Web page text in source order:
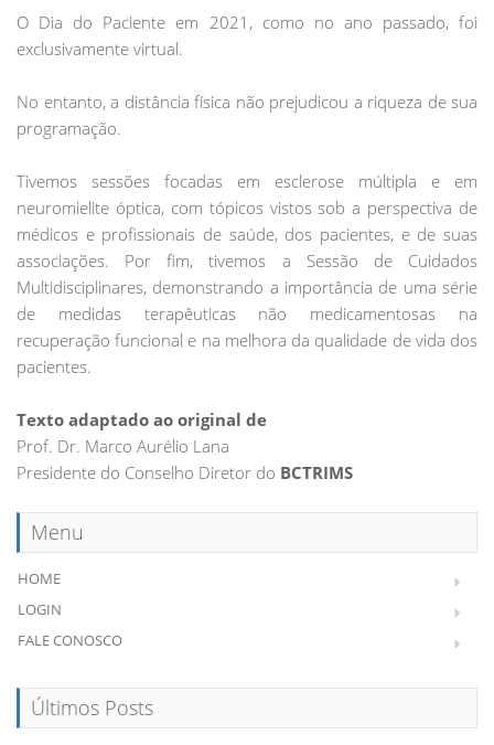
O Dia do Paciente em 2021, como no ano passado, foi
exclusivamente virtual.
No entanto, a distância física não prejudicou a riqueza de sua
programação.
Tivemos sessões focadas em esclerose múltipla e em
neuromielite óptica, com tópicos vistos sob a perspectiva de
médicos e profissionais de saúde, dos pacientes, e de suas
associações. Por fim, tivemos a Sessão de Cuidados
Multidisciplinares, demonstrando a importância de uma série
de medidas terapêuticas não medicamentosas na
recuperação funcional e na melhora da qualidade de vida dos
pacientes.
Texto adaptado ao original de
Prof. Dr. Marco Aurélio Lana
Presidente do Conselho Diretor do BCTRIMS
Menu
HOME
LOGIN
FALE CONOSCO
Últimos Posts